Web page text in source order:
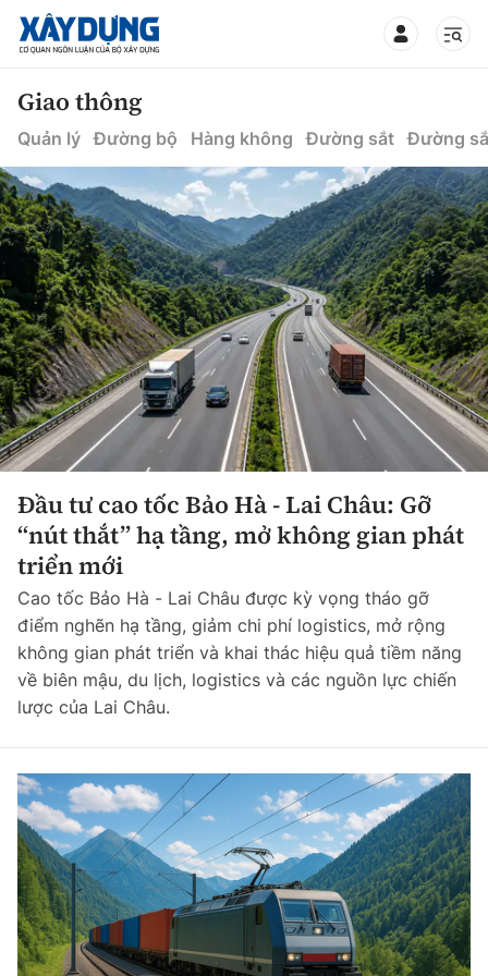
CHUYÊN MỤC
Mới nhất
Thời sự
Chính trị
Xã hội
Chuyện dọc đường
Cải chính
Xây dựng
Chỉ đạo điều hành
Quy hoạch kiến trúc
Vật liệu xây dựng
Giám định chất lượng
Quản lý đô thị
Giao thông
Quản lý
Đường bộ
Hàng không
Đường sắt
Đường sắt tốc độ cao
Đường thủy
Hàng hải
Đường sắt đô thị
Kinh tế
Thị trường
Tài chính
Chứng khoán
Doanh nghiệp
Pháp luật
Thanh tra
An ninh hình sự
Pháp đình
Hỏi - Đáp
An toàn giao thông
Giao thông 24h
ATGT địa phương
Văn hóa giao thông
Lái xe an toàn
Chung tay vì ATGT
Giáo dục
Y tế
Đời sống
Lao động - Công đoàn
Văn hóa - Giải Trí
Văn hóa
Showbiz
Điện ảnh
Thể thao
Bóng đá
Bình luận
Công nghệ
Giao thông
Quản lý Đường bộ Hàng không Đường sắt Đường
Đầu tư cao tốc Bảo Hà - Lai Châu: Gỡ
“nút thắt” hạ tầng, mở không gian phát
triển mới
Cao tốc Bảo Hà - Lai Châu được kỳ vọng tháo gỡ
điểm nghẽn hạ tầng, giảm chi phí logistics, mở rộng
không gian phát triển và khai thác hiệu quả tiềm năng
về biên mậu, du lịch, logistics và các nguồn lực chiến
lược của Lai Châu.